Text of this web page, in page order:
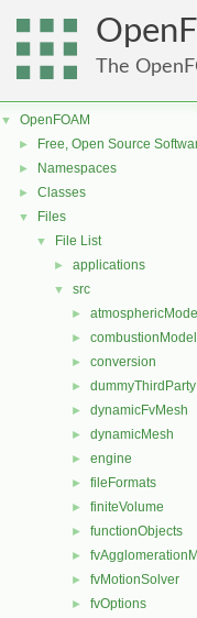
The
▼ OpenFOAM
► Free, Open Source
► Namespaces
► Classes
▼ Files
▼ File List
► applications
▼ src
►
►
► conversion
► dummyThirdParty
► dynamicFvMesh
► dynamicMesh
► engine
► fileFormats
► finiteVolume
► functionObjects
►
► fvMotionSolver
► fvOptions